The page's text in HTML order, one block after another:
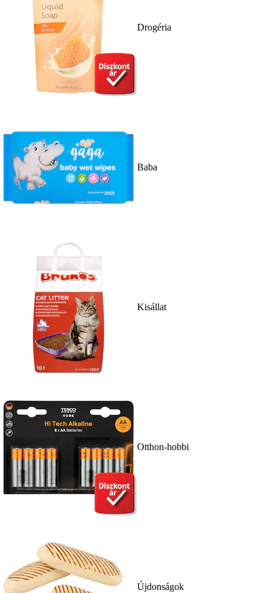
Drogéria
Baba
Kisállat
Otthon-hobbi
Újdonságok